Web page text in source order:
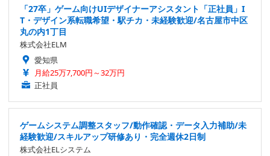
「27卒」ゲーム向けUIデザイナーアシスタント「正社員」I
T・デザイン系転職希望・駅チカ・未経験歓迎/名古屋市中区
丸の内1丁目
株式会社ELM
愛知県
月給25万7,700円～32万円
正社員
ゲームシステム調整スタッフ/動作確認・データ入力補助/未
経験歓迎/スキルアップ研修あり・完全週休2日制
株式会社ELシステム